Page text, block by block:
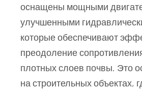
оснащены мощными
улучшенными
которые обеспечивают
преодоление
плотных слоев почвы. Это
на строительных объектах,